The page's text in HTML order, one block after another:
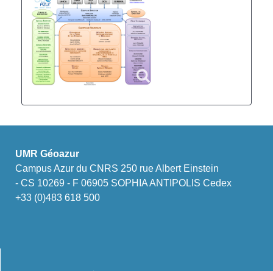
UMR Géoazur
Campus Azur du CNRS 250 rue Albert Einstein
- CS 10269 - F 06905 SOPHIA ANTIPOLIS Cedex
+33 (0)483 618 500